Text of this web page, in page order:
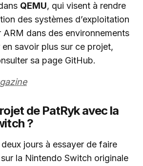
QEMU, qui visent à rendre
des systèmes d’exploitation
ARM dans des environnements
savoir plus sur ce projet,
sa page GitHub.
de PatRyk avec la
?
jours à essayer de faire
la Nintendo Switch originale